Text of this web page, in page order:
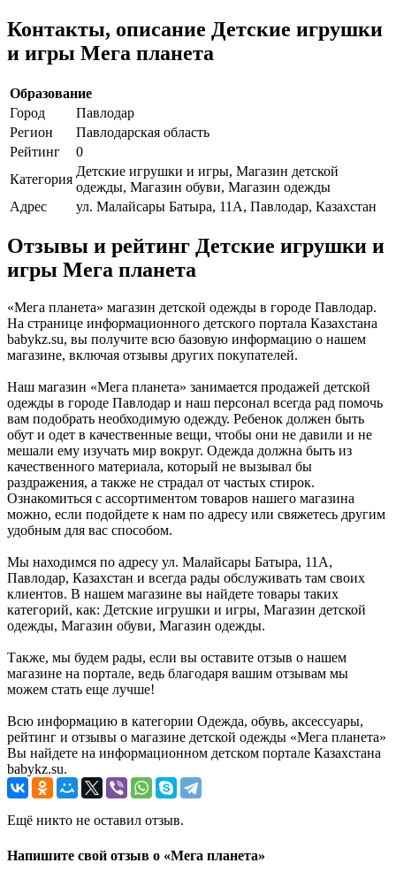
Контакты, описание Детские игрушки
и игры Мега планета
Образование
Город
Павлодар
Регион
Павлодарская область
Рейтинг
0
Категория
Детские игрушки и игры, Магазин детской
одежды, Магазин обуви, Магазин одежды
Адрес
ул. Малайсары Батыра, 11А, Павлодар, Казахстан
Отзывы и рейтинг Детские игрушки и
игры Мега планета
«Мега планета» магазин детской одежды в городе Павлодар.
На странице информационного детского портала Казахстана
babykz.su, вы получите всю базовую информацию о нашем
магазине, включая отзывы других покупателей.
Наш магазин «Мега планета» занимается продажей детской
одежды в городе Павлодар и наш персонал всегда рад помочь
вам подобрать необходимую одежду. Ребенок должен быть
обут и одет в качественные вещи, чтобы они не давили и не
мешали ему изучать мир вокруг. Одежда должна быть из
качественного материала, который не вызывал бы
раздражения, а также не страдал от частых стирок.
Ознакомиться с ассортиментом товаров нашего магазина
можно, если подойдете к нам по адресу или свяжетесь другим
удобным для вас способом.
Мы находимся по адресу ул. Малайсары Батыра, 11А,
Павлодар, Казахстан и всегда рады обслуживать там своих
клиентов. В нашем магазине вы найдете товары таких
категорий, как: Детские игрушки и игры, Магазин детской
одежды, Магазин обуви, Магазин одежды.
Также, мы будем рады, если вы оставите отзыв о нашем
магазине на портале, ведь благодаря вашим отзывам мы
можем стать еще лучше!
Всю информацию в категории Одежда, обувь, аксессуары,
рейтинг и отзывы о магазине детской одежды «Мега планета»
Вы найдете на информационном детском портале Казахстана
babykz.su.
Ещё никто не оставил отзыв.
Напишите свой отзыв о «Мега планета»